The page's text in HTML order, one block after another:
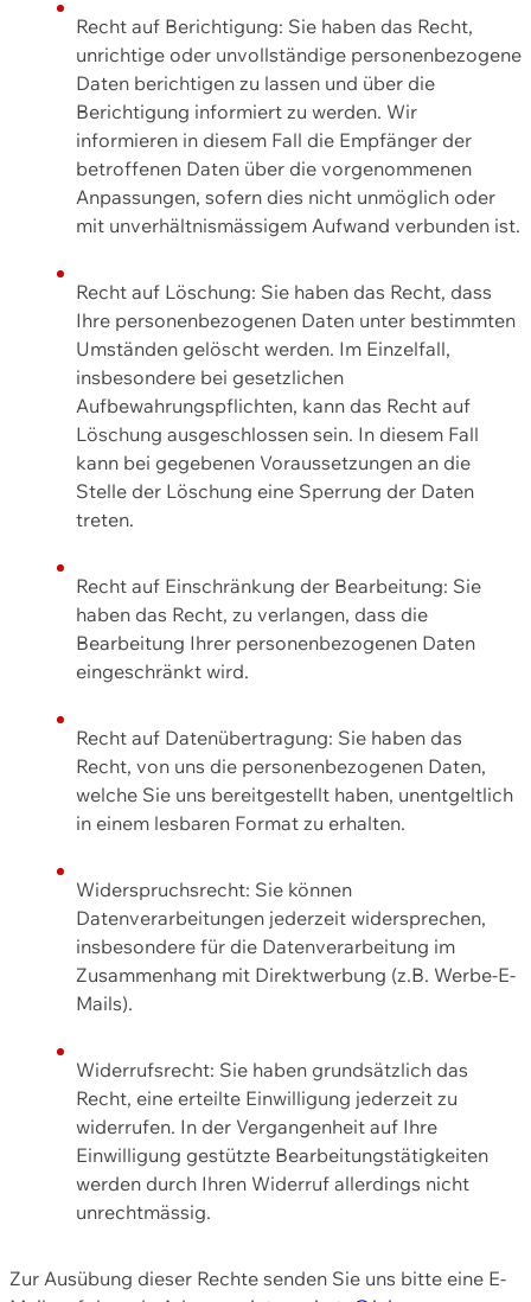
Recht auf Berichtigung: Sie haben das Recht,
unrichtige oder unvollständige personenbezogene
Daten berichtigen zu lassen und über die
Berichtigung informiert zu werden. Wir
informieren in diesem Fall die Empfänger der
betroffenen Daten über die vorgenommenen
Anpassungen, sofern dies nicht unmöglich oder
mit unverhältnismässigem Aufwand verbunden ist.
Recht auf Löschung: Sie haben das Recht, dass
Ihre personenbezogenen Daten unter bestimmten
Umständen gelöscht werden. Im Einzelfall,
insbesondere bei gesetzlichen
Aufbewahrungspflichten, kann das Recht auf
Löschung ausgeschlossen sein. In diesem Fall
kann bei gegebenen Voraussetzungen an die
Stelle der Löschung eine Sperrung der Daten
treten.
Recht auf Einschränkung der Bearbeitung: Sie
haben das Recht, zu verlangen, dass die
Bearbeitung Ihrer personenbezogenen Daten
eingeschränkt wird.
Recht auf Datenübertragung: Sie haben das
Recht, von uns die personenbezogenen Daten,
welche Sie uns bereitgestellt haben, unentgeltlich
in einem lesbaren Format zu erhalten.
Widerspruchsrecht: Sie können
Datenverarbeitungen jederzeit widersprechen,
insbesondere für die Datenverarbeitung im
Zusammenhang mit Direktwerbung (z.B. Werbe-E-
Mails).
Widerrufsrecht: Sie haben grundsätzlich das
Recht, eine erteilte Einwilligung jederzeit zu
widerrufen. In der Vergangenheit auf Ihre
Einwilligung gestützte Bearbeitungstätigkeiten
werden durch Ihren Widerruf allerdings nicht
unrechtmässig.
Zur Ausübung dieser Rechte senden Sie uns bitte eine E-